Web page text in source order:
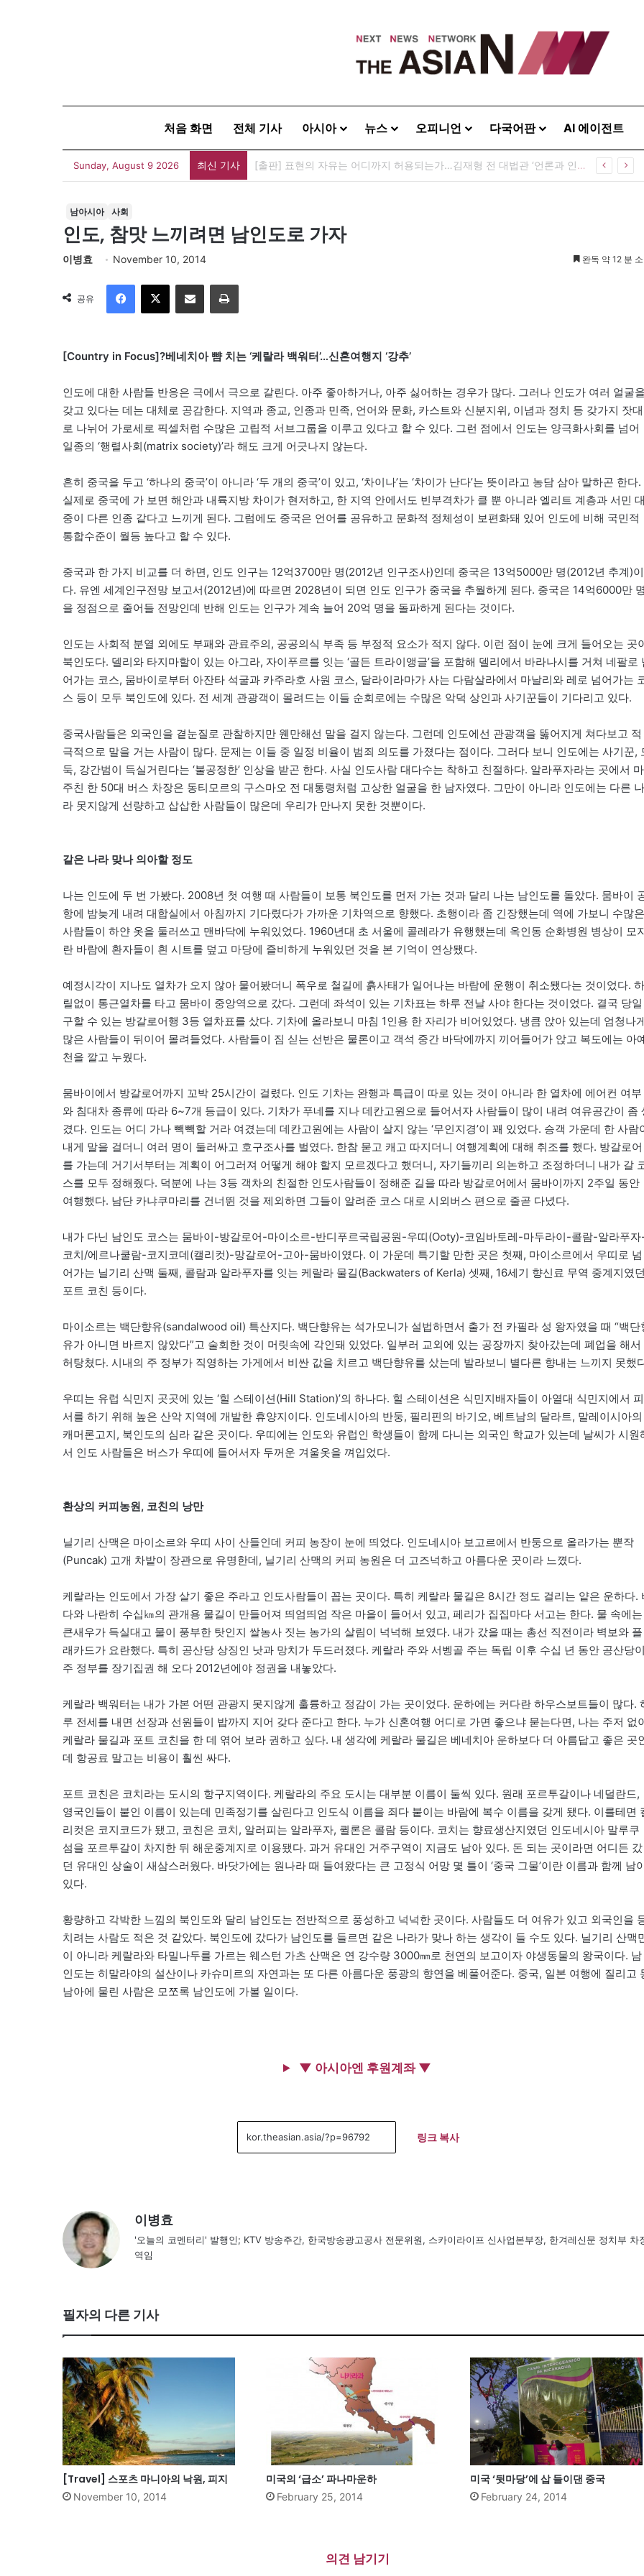
처음 화면 전체 기사 아시아 뉴스 오피니언 다국어판 AI 에이전트
Sunday, August 9 2026 최신 기사 [출판] 표현의 자유는 어디까지 허용되는가…김재형 전 대법관 ‘언론과 인격권’
남아시아 사회
인도, 참맛 느끼려면 남인도로 가자
이병효 November 10, 2014 완독 약 12 분 소
공유
이메일
[Country in Focus]?베네치아 뺨 치는 ‘케랄라 백워터’…신혼여행지 ‘강추’
인도에 대한 사람들 반응은 극에서 극으로 갈린다. 아주 좋아하거나, 아주 싫어하는 경우가 많다. 그러나 인도가 여러 얼굴을
갖고 있다는 데는 대체로 공감한다. 지역과 종교, 인종과 민족, 언어와 문화, 카스트와 신분지위, 이념과 정치 등 갖가지 잣대
로 나뉘어 가로세로 픽셀처럼 수많은 고립적 서브그룹을 이루고 있다고 할 수 있다. 그런 점에서 인도는 양극화사회를 넘어
일종의 ‘행렬사회(matrix society)’라 해도 크게 어긋나지 않는다.
흔히 중국을 두고 ‘하나의 중국’이 아니라 ‘두 개의 중국’이 있고, ‘차이나’는 ‘차이가 난다’는 뜻이라고 농담 삼아 말하곤 한다.
실제로 중국에 가 보면 해안과 내륙지방 차이가 현저하고, 한 지역 안에서도 빈부격차가 클 뿐 아니라 엘리트 계층과 서민 대
중이 다른 인종 같다고 느끼게 된다. 그럼에도 중국은 언어를 공유하고 문화적 정체성이 보편화돼 있어 인도에 비해 국민적
통합수준이 월등 높다고 할 수 있다.
중국과 한 가지 비교를 더 하면, 인도 인구는 12억3700만 명(2012년 인구조사)인데 중국은 13억5000만 명(2012년 추계)이
다. 유엔 세계인구전망 보고서(2012년)에 따르면 2028년이 되면 인도 인구가 중국을 추월하게 된다. 중국은 14억6000만 명
을 정점으로 줄어들 전망인데 반해 인도는 인구가 계속 늘어 20억 명을 돌파하게 된다는 것이다.
인도는 사회적 분열 외에도 부패와 관료주의, 공공의식 부족 등 부정적 요소가 적지 않다. 이런 점이 눈에 크게 들어오는 곳
북인도다. 델리와 타지마할이 있는 아그라, 자이푸르를 잇는 ‘골든 트라이앵글’을 포함해 델리에서 바라나시를 거쳐 네팔로
어가는 코스, 뭄바이로부터 아잔타 석굴과 카주라호 사원 코스, 달라이라마가 사는 다람살라에서 마날리와 레로 넘어가는
스 등이 모두 북인도에 있다. 전 세계 관광객이 몰려드는 이들 순회로에는 수많은 악덕 상인과 사기꾼들이 기다리고 있다.
중국사람들은 외국인을 곁눈질로 관찰하지만 웬만해선 말을 걸지 않는다. 그런데 인도에선 관광객을 뚫어지게 쳐다보고 적
극적으로 말을 거는 사람이 많다. 문제는 이들 중 일정 비율이 범죄 의도를 가졌다는 점이다. 그러다 보니 인도에는 사기꾼,
둑, 강간범이 득실거린다는 ‘불공정한’ 인상을 받곤 한다. 사실 인도사람 대다수는 착하고 친절하다. 알라푸자라는 곳에서 마
주친 한 50대 버스 차장은 동티모르의 구스마오 전 대통령처럼 고상한 얼굴을 한 남자였다. 그만이 아니라 인도에는 다른 나
라 못지않게 선량하고 삽삽한 사람들이 많은데 우리가 만나지 못한 것뿐이다.
같은 나라 맞나 의아할 정도
나는 인도에 두 번 가봤다. 2008년 첫 여행 때 사람들이 보통 북인도를 먼저 가는 것과 달리 나는 남인도를 돌았다. 뭄바이
항에 밤늦게 내려 대합실에서 아침까지 기다렸다가 가까운 기차역으로 향했다. 초행이라 좀 긴장했는데 역에 가보니 수많은
사람들이 하얀 옷을 둘러쓰고 맨바닥에 누워있었다. 1960년대 초 서울에 콜레라가 유행했는데 옥인동 순화병원 병상이 모
란 바람에 환자들이 흰 시트를 덮고 마당에 즐비하게 누워있던 것을 본 기억이 연상됐다.
예정시각이 지나도 열차가 오지 않아 물어봤더니 폭우로 철길에 흙사태가 일어나는 바람에 운행이 취소됐다는 것이었다. 하
릴없이 통근열차를 타고 뭄바이 중앙역으로 갔다. 그런데 좌석이 있는 기차표는 하루 전날 사야 한다는 것이었다. 결국 당일
구할 수 있는 방갈로어행 3등 열차표를 샀다. 기차에 올라보니 마침 1인용 한 자리가 비어있었다. 냉큼 앉아 있는데 엄청나
많은 사람들이 뒤이어 몰려들었다. 사람들이 짐 싣는 선반은 물론이고 객석 중간 바닥에까지 끼어들어가 앉고 복도에는 아
천을 깔고 누웠다.
뭄바이에서 방갈로어까지 꼬박 25시간이 걸렸다. 인도 기차는 완행과 특급이 따로 있는 것이 아니라 한 열차에 에어컨 여부
와 침대차 종류에 따라 6~7개 등급이 있다. 기차가 푸네를 지나 데칸고원으로 들어서자 사람들이 많이 내려 여유공간이 좀
겼다. 인도는 어디 가나 빽빽할 거라 여겼는데 데칸고원에는 사람이 살지 않는 ‘무인지경’이 꽤 있었다. 승객 가운데 한 사람
내게 말을 걸더니 여러 명이 둘러싸고 호구조사를 벌였다. 한참 묻고 캐고 따지더니 여행계획에 대해 취조를 했다. 방갈로어
를 가는데 거기서부터는 계획이 어그러져 어떻게 해야 할지 모르겠다고 했더니, 자기들끼리 의논하고 조정하더니 내가 갈
스를 모두 정해줬다. 덕분에 나는 3등 객차의 친절한 인도사람들이 정해준 길을 따라 방갈로어에서 뭄바이까지 2주일 동안
여행했다. 남단 카냐쿠마리를 건너뛴 것을 제외하면 그들이 알려준 코스 대로 시외버스 편으로 줄곧 다녔다.
내가 다닌 남인도 코스는 뭄바이-방갈로어-마이소르-반디푸르국립공원-우띠(Ooty)-코임바토레-마두라이-콜람-알라푸자
코치/에르나쿨람-코지코데(캘리컷)-망갈로어-고아-뭄바이였다. 이 가운데 특기할 만한 곳은 첫째, 마이소르에서 우띠로 넘
어가는 닐기리 산맥 둘째, 콜람과 알라푸자를 잇는 케랄라 물길(Backwaters of Kerla) 셋째, 16세기 향신료 무역 중계지였던
포트 코친 등이다.
마이소르는 백단향유(sandalwood oil) 특산지다. 백단향유는 석가모니가 설법하면서 출가 전 카필라 성 왕자였을 때 “백단
유가 아니면 바르지 않았다”고 술회한 것이 머릿속에 각인돼 있었다. 일부러 교외에 있는 공장까지 찾아갔는데 폐업을 해서
허탕쳤다. 시내의 주 정부가 직영하는 가게에서 비싼 값을 치르고 백단향유를 샀는데 발라보니 별다른 향내는 느끼지 못했
우띠는 유럽 식민지 곳곳에 있는 ‘힐 스테이션(Hill Station)’의 하나다. 힐 스테이션은 식민지배자들이 아열대 식민지에서 피
서를 하기 위해 높은 산악 지역에 개발한 휴양지이다. 인도네시아의 반둥, 필리핀의 바기오, 베트남의 달라트, 말레이시아의
캐머론고지, 북인도의 심라 같은 곳이다. 우띠에는 인도와 유럽인 학생들이 함께 다니는 외국인 학교가 있는데 날씨가 시원
서 인도 사람들은 버스가 우띠에 들어서자 두꺼운 겨울옷을 껴입었다.
환상의 커피농원, 코친의 낭만
닐기리 산맥은 마이소르와 우띠 사이 산들인데 커피 농장이 눈에 띄었다. 인도네시아 보고르에서 반둥으로 올라가는 뿐작
(Puncak) 고개 차밭이 장관으로 유명한데, 닐기리 산맥의 커피 농원은 더 고즈넉하고 아름다운 곳이라 느꼈다.
케랄라는 인도에서 가장 살기 좋은 주라고 인도사람들이 꼽는 곳이다. 특히 케랄라 물길은 8시간 정도 걸리는 얕은 운하다.
다와 나란히 수십㎞의 관개용 물길이 만들어져 띄엄띄엄 작은 마을이 들어서 있고, 페리가 집집마다 서고는 한다. 물 속에는
큰새우가 득실대고 물이 풍부한 탓인지 쌀농사 짓는 농가의 살림이 넉넉해 보였다. 내가 갔을 때는 총선 직전이라 벽보와 플
래카드가 요란했다. 특히 공산당 상징인 낫과 망치가 두드러졌다. 케랄라 주와 서벵골 주는 독립 이후 수십 년 동안 공산당이
주 정부를 장기집권 해 오다 2012년에야 정권을 내놓았다.
케랄라 백워터는 내가 가본 어떤 관광지 못지않게 훌륭하고 정감이 가는 곳이었다. 운하에는 커다란 하우스보트들이 많다.
루 전세를 내면 선장과 선원들이 밥까지 지어 갖다 준다고 한다. 누가 신혼여행 어디로 가면 좋으냐 묻는다면, 나는 주저 없
케랄라 물길과 포트 코친을 한 데 엮어 보라 권하고 싶다. 내 생각에 케랄라 물길은 베네치아 운하보다 더 아름답고 좋은 곳
데 항공료 말고는 비용이 훨씬 싸다.
포트 코친은 코치라는 도시의 항구지역이다. 케랄라의 주요 도시는 대부분 이름이 둘씩 있다. 원래 포르투갈이나 네덜란드,
영국인들이 붙인 이름이 있는데 민족정기를 살린다고 인도식 이름을 죄다 붙이는 바람에 복수 이름을 갖게 됐다. 이를테면
리컷은 코지코드가 됐고, 코친은 코치, 알러피는 알라푸자, 퀼론은 콜람 등이다. 코치는 향료생산지였던 인도네시아 말루쿠
섬을 포르투갈이 차지한 뒤 해운중계지로 이용됐다. 과거 유대인 거주구역이 지금도 남아 있다. 돈 되는 곳이라면 어디든 갔
던 유대인 상술이 새삼스러웠다. 바닷가에는 원나라 때 들여왔다는 큰 고정식 어망 몇 틀이 ‘중국 그물’이란 이름과 함께 남
있다.
황량하고 각박한 느낌의 북인도와 달리 남인도는 전반적으로 풍성하고 넉넉한 곳이다. 사람들도 더 여유가 있고 외국인을
치려는 사람도 적은 것 같았다. 북인도에 갔다가 남인도를 들르면 같은 나라가 맞나 하는 생각이 들 수도 있다. 닐기리 산맥
이 아니라 케랄라와 타밀나두를 가르는 웨스턴 가츠 산맥은 연 강수량 3000㎜로 천연의 보고이자 야생동물의 왕국이다. 남
인도는 히말라야의 설산이나 카슈미르의 자연과는 또 다른 아름다운 풍광의 향연을 베풀어준다. 중국, 일본 여행에 질리고
남아에 물린 사람은 모쪼록 남인도에 가볼 일이다.
▼ 아시아엔 후원계좌 ▼
링크 복사
이병효
'오늘의 코멘터리' 발행인; KTV 방송주간, 한국방송광고공사 전문위원, 스카이라이프 신사업본부장, 한겨레신문 정치부 차
역임
필자의 다른 기사
[Travel] 스포츠 마니아의 낙원, 피지
November 10, 2014
미국의 ‘급소’ 파나마운하
February 25, 2014
미국 ‘뒷마당’에 삽 들이댄 중국
February 24, 2014
의견 남기기